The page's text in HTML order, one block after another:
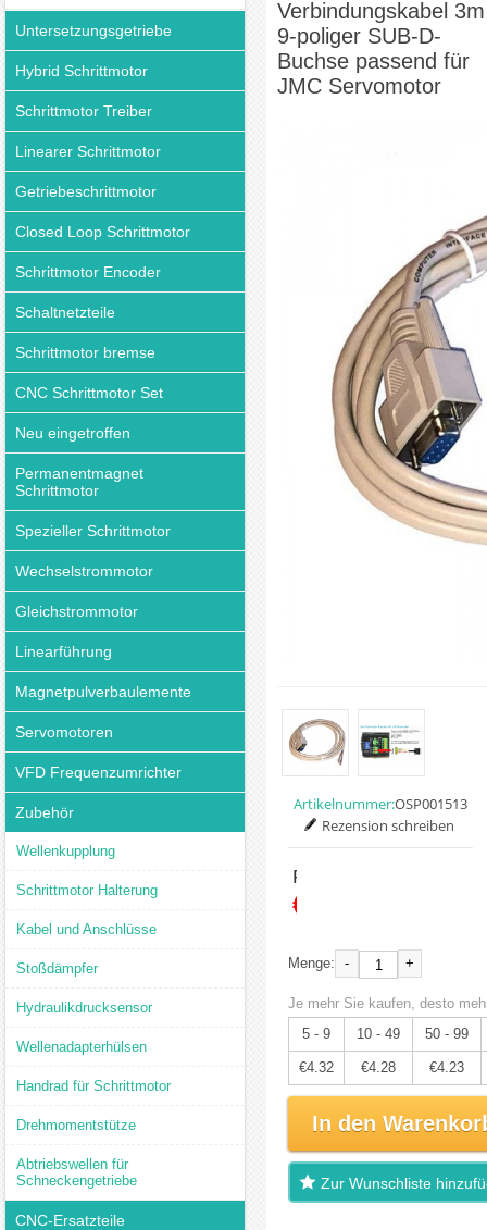
Untersetzungsgetriebe
Hybrid Schrittmotor
Schrittmotor Treiber
Linearer Schrittmotor
Getriebeschrittmotor
Closed Loop Schrittmotor
Schrittmotor Encoder
Schaltnetzteile
Schrittmotor bremse
CNC Schrittmotor Set
Neu eingetroffen
Permanentmagnet
Schrittmotor
Spezieller Schrittmotor
Wechselstrommotor
Gleichstrommotor
Linearführung
Magnetpulverbaulemente
Servomotoren
VFD Frequenzumrichter
Zubehör
Wellenkupplung
Schrittmotor Halterung
Kabel und Anschlüsse
Stoßdämpfer
Hydraulikdrucksensor
Wellenadapterhülsen
Handrad für Schrittmotor
Drehmomentstütze
Abtriebswellen für
Schneckengetriebe
CNC-Ersatzteile
Verbindungskabel 3m
9-poliger SUB-D-
Buchse passend für
JMC Servomotor
Artikelnummer:OSP001513
Rezension schreiben
Preis:
€4.55
Menge: - +
Je mehr Sie kaufen, desto
5 - 9
10 - 49 50 - 99
€4.32 €4.28 €4.23
In den
Zur Wunschliste